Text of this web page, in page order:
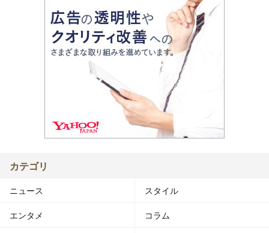
カテゴリ
ニュース スタイル
エンタメ コラム